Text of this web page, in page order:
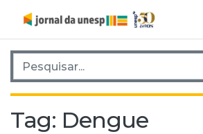
Pesquisar por:
Tag: Dengue